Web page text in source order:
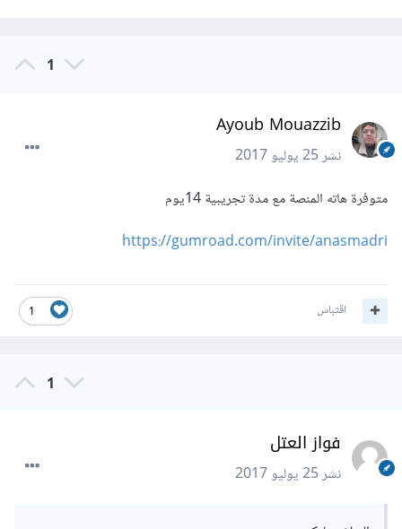
1
Ayoub Mouazzib
نشر25 يوليو 2017
متوفرة هاته المنصة مع مدة تجريبية 14يوم
https://gumroad.com/invite/anasmadri
1 اقتباس
1
فواز العتل
نشر25 يوليو 2017